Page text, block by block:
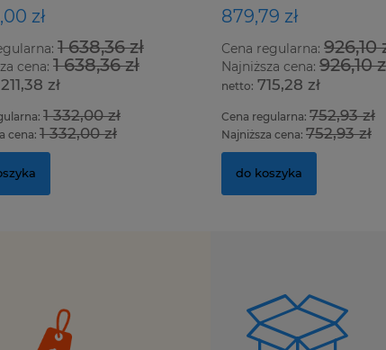
zł
1 638,36 zł
cena: 1 638,36 zł
zł
1 332,00 zł
cena: 1 332,00 zł
879,79 zł
Cena regularna: 926,10
Najniższa cena: 926,10
715,28 zł
Cena regularna: 752,93 zł
Najniższa cena: 752,93 zł
do koszyka